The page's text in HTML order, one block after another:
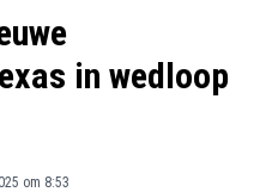
in wedloop
om 8:53